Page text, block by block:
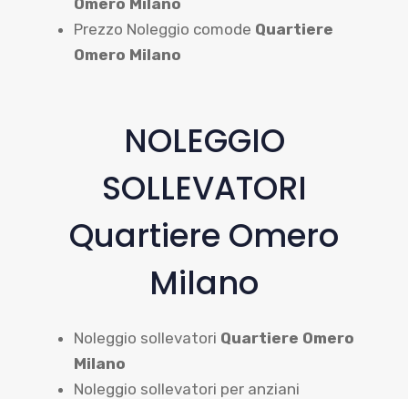
Prezzo Noleggio comode Quartiere
Omero Milano
NOLEGGIO
SOLLEVATORI
Quartiere Omero
Milano
Noleggio sollevatori Quartiere Omero
Milano
Noleggio sollevatori per anziani